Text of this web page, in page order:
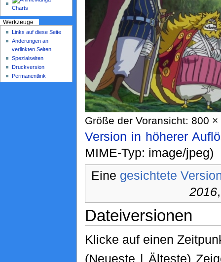
Größe der Voransicht: 800
Version in höherer
MIME-Typ: image/jpeg)
Eine gesichtete
2016
Dateiversionen
Klicke auf einen
(Neueste | Älteste)
Werkzeuge
Links auf diese Seite
Änderungen an
verlinkten Seiten
Spezialseiten
Druckversion
Permanentlink